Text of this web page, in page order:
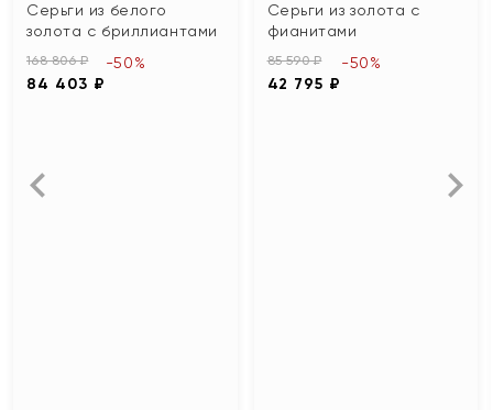
Серьги из белого
золота с бриллиантами
168 806 ₽
84 403 ₽
-50%
Серьги из золота с
фианитами
85 590 ₽
42 795 ₽
-50%